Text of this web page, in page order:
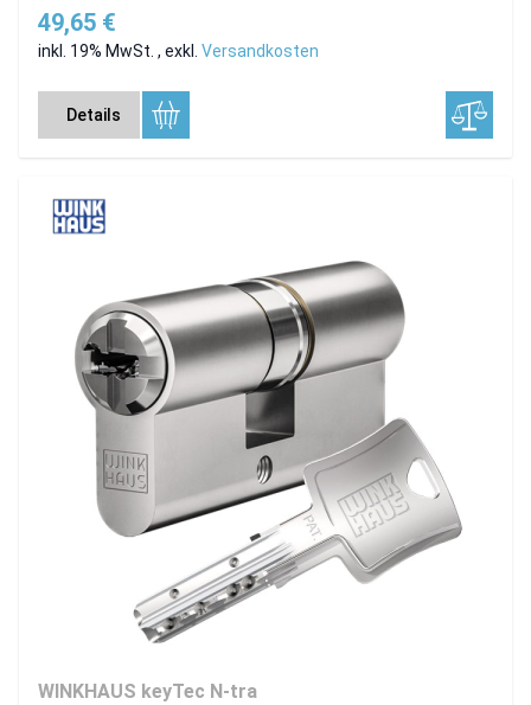
49,65 €
inkl. 19% MwSt. , exkl. Versandkosten
Details
WINKHAUS keyTec N-tra